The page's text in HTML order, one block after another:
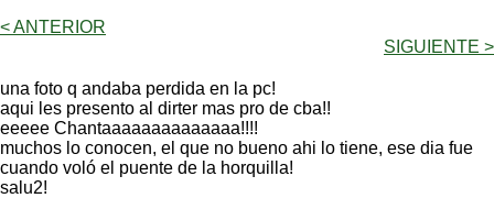
< ANTERIOR
SIGUIENTE >
una foto q andaba perdida en la pc!
aqui les presento al dirter mas pro de cba!!
eeeee Chantaaaaaaaaaaaaaa!!!!
muchos lo conocen, el que no bueno ahi lo tiene, ese dia fue
cuando voló el puente de la horquilla!
salu2!